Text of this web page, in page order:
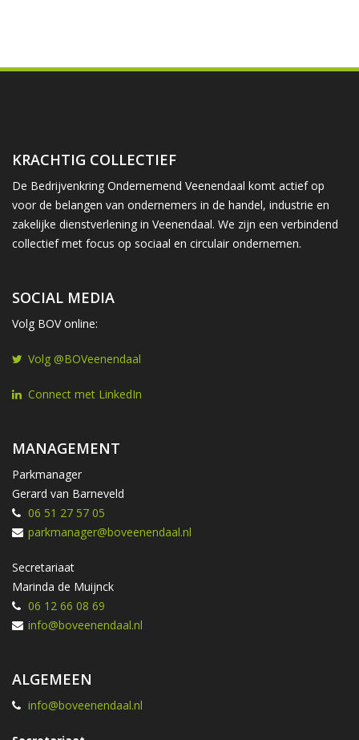
KRACHTIG COLLECTIEF
De Bedrijvenkring Ondernemend Veenendaal komt actief op
voor de belangen van ondernemers in de handel, industrie en
zakelijke dienstverlening in Veenendaal. We zijn een verbindend
collectief met focus op sociaal en circulair ondernemen.
SOCIAL MEDIA
Volg BOV online:
Volg @BOVeenendaal
Connect met LinkedIn
MANAGEMENT
Parkmanager
Gerard van Barneveld
06 51 27 57 05
parkmanager@boveenendaal.nl
Secretariaat
Marinda de Muijnck
06 12 66 08 69
info@boveenendaal.nl
ALGEMEEN
info@boveenendaal.nl